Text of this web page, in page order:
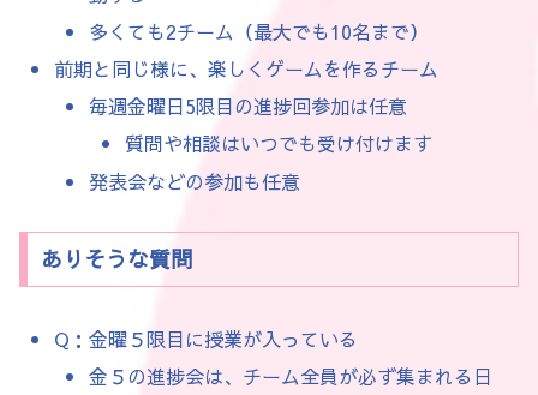
多くても2チーム（最大でも10名まで）
前期と同じ様に、楽しくゲームを作るチーム
毎週金曜日5限目の進捗回参加は任意
質問や相談はいつでも受け付けます
発表会などの参加も任意
ありそうな質問
Q：金曜５限目に授業が入っている
金５の進捗会は、チーム全員が必ず集まれる日